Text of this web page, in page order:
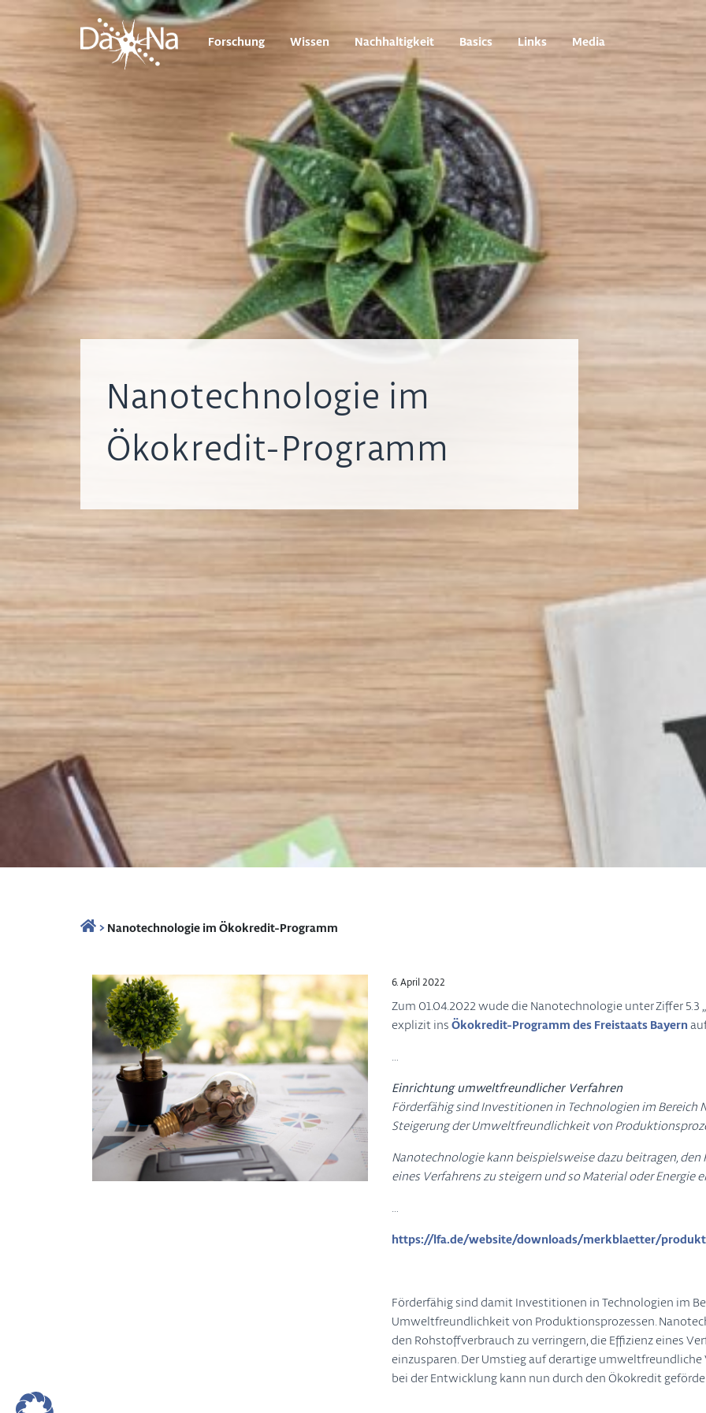
Forschung Wissen Nachhaltigkeit Basics Links Media
Nanotechnologie im
Ökokredit-Programm
>Nanotechnologie im Ökokredit-Programm
6. April 2022
Zum 01.04.2022 wude die Nanotechnologie unter Ziffer
explizit insÖkokredit-Programm des Freistaats Bayern
…
Einrichtung umweltfreundlicher Verfahren
Förderfähig sind Investitionen in Technologien im
Steigerung der Umweltfreundlichkeit von
Nanotechnologie kann beispielsweise dazu beitragen,
eines Verfahrens zu steigern und so Material oder Energie
…
https://lfa.de/website/downloads/merkblaetter/
Förderfähig sind damit Investitionen in Technologien im
Umweltfreundlichkeit von Produktionsprozessen.
den Rohstoffverbrauch zu verringern, die Effizienz eines
einzusparen. Der Umstieg auf derartige
bei der Entwicklung kann nun durch den Ökokredit